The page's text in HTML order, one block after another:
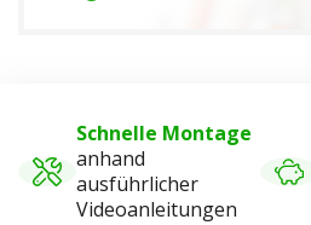
Schnelle Montage
anhand
ausführlicher
Videoanleitungen